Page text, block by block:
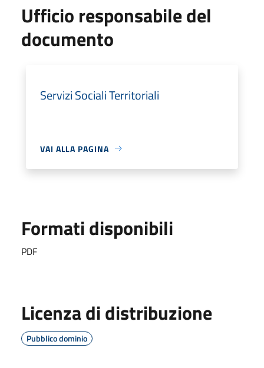
Ufficio responsabile del
documento
Servizi Sociali Territoriali
VAI ALLA PAGINA
Formati disponibili
PDF
Licenza di distribuzione
Pubblico dominio